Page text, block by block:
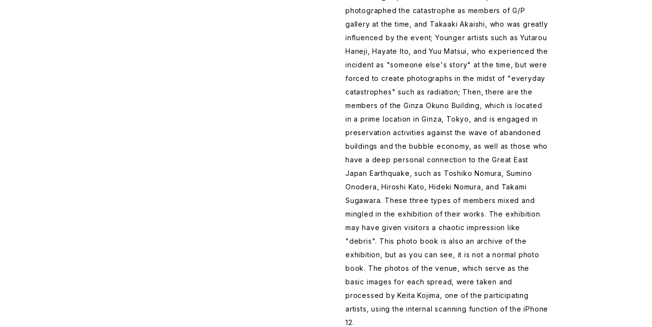
photographed the catastrophe as members of G/P
gallery at the time, and Takaaki Akaishi, who was greatly
influenced by the event; Younger artists such as Yutarou
Haneji, Hayate Ito, and Yuu Matsui, who experienced the
incident as "someone else's story" at the time, but were
forced to create photographs in the midst of "everyday
catastrophes" such as radiation; Then, there are the
members of the Ginza Okuno Building, which is located
in a prime location in Ginza, Tokyo, and is engaged in
preservation activities against the wave of abandoned
buildings and the bubble economy, as well as those who
have a deep personal connection to the Great East
Japan Earthquake, such as Toshiko Nomura, Sumino
Onodera, Hiroshi Kato, Hideki Nomura, and Takami
Sugawara. These three types of members mixed and
mingled in the exhibition of their works. The exhibition
may have given visitors a chaotic impression like
"debris". This photo book is also an archive of the
exhibition, but as you can see, it is not a normal photo
book. The photos of the venue, which serve as the
basic images for each spread, were taken and
processed by Keita Kojima, one of the participating
artists, using the internal scanning function of the iPhone
12.